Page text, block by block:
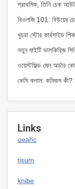
প্রাথমিক, তিনি চেক
বিওলজি 101: বিউয়ের
খুচরা স্টোর কার্বসাইড
নতুন মাইটি ভালকিরিজ
ওয়েস্টফিল্ড মেল অর্ডার
কেসি কলাম: কমিকস
Links
ueahc
tjsum
knibe